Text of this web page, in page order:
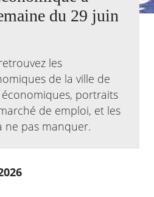
du 29 juin
les
de la ville de
portraits
de emploi, et les
ne pas manquer.